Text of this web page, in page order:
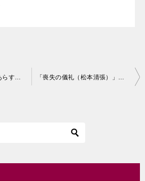
「網（松本清張）」のあらすじ・ネタバレ・長文感想 「喪失の儀礼（松本清張）」のあらすじ・ネタバレ・長文感想